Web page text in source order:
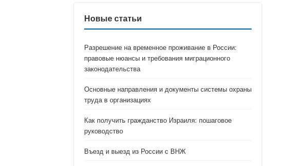
Новые статьи
Разрешение на временное проживание в России:
правовые нюансы и требования миграционного
законодательства
Основные направления и документы системы охраны
труда в организациях
Как получить гражданство Израиля: пошаговое
руководство
Въезд и выезд из России с ВНЖ